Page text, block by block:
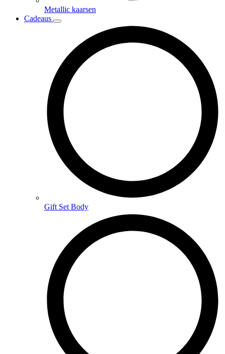
Metallic kaarsen
Cadeaus
Gift Set Body